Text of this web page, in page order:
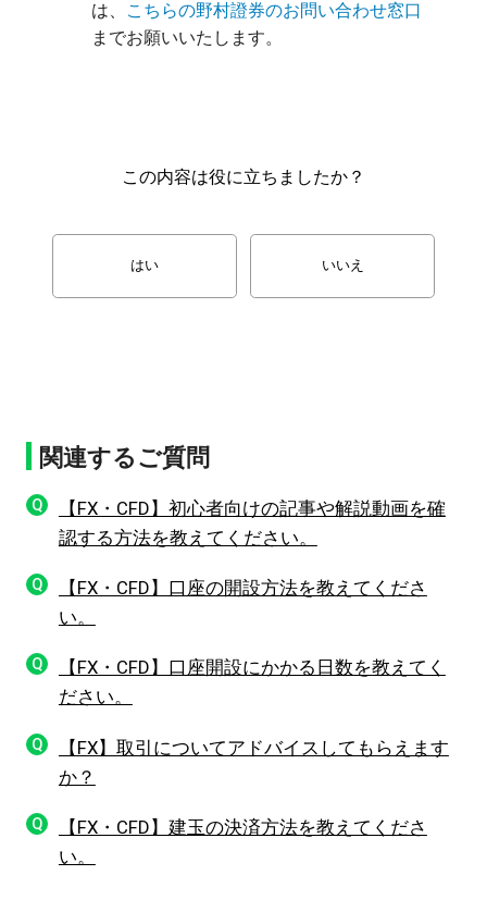
は、
こちらの野村證券のお問い合わせ窓口
までお願いいたします。
この内容は役に立ちましたか？
はい いいえ
関連するご質問
Q
【FX・CFD】初心者向けの記事や解説動画を確
認する方法を教えてください。
Q
【FX・CFD】口座の開設方法を教えてくださ
い。
Q
【FX・CFD】口座開設にかかる日数を教えてく
ださい。
Q
【FX】取引についてアドバイスしてもらえます
か？
Q
【FX・CFD】建玉の決済方法を教えてくださ
い。